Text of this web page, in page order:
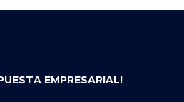
EMPRESARIAL!